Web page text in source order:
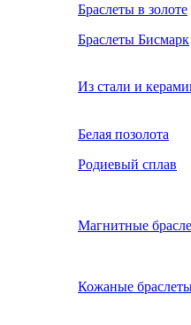
Браслеты в золоте
Браслеты Бисмарк
Из стали и
Белая позолота
Родиевый сплав
Магнитные
Кожаные